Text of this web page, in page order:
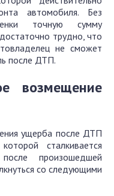
автомобиля. Без
точную сумму
трудно, что
не сможет
после ДТП.
возмещение
ущерба после ДТП
сталкивается
произошедшей
со следующими